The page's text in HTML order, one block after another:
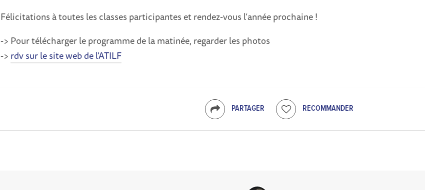
Félicitations à toutes les classes participantes et rendez-vous l’année prochaine !
-> Pour télécharger le programme de la matinée, regarder les photos
-> rdv sur le site web de l'ATILF
PARTAGER RECOMMANDER